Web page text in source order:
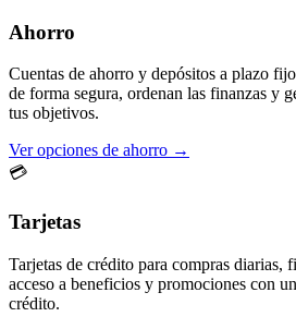
Ahorro
Cuentas de ahorro y depósitos a plazo
de forma segura, ordenan las finanzas y
tus objetivos.
Ver opciones de ahorro →
💳
Tarjetas
Tarjetas de crédito para compras diarias,
acceso a beneficios y promociones con
crédito.